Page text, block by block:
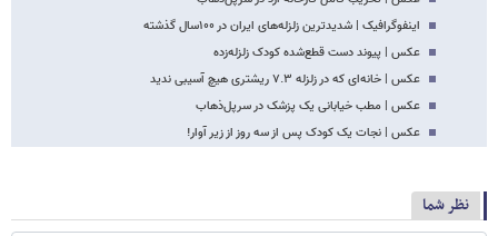
اینفوگرافیک | شدیدترین زلزله‌های ایران در ۱۰۰سال گذشته
عکس | پیوند دست قطع‌شده کودک زلزله‌زده
عکس | خانه‌ای که در زلزله ۷.۳ ریشتری هیچ آسیبی ندید
عکس | مطب خیابانی یک پزشک در سرپل‌ذهاب
عکس | نجات یک کودک پس از سه روز از زیر آوار!
نظر شما